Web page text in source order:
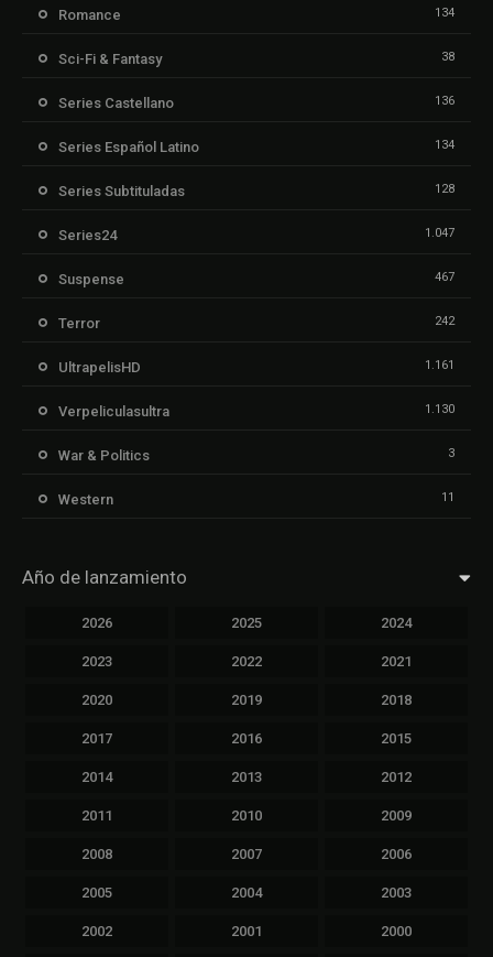
Romance 134
Sci-Fi & Fantasy 38
Series Castellano 136
Series Español Latino 134
Series Subtituladas 128
Series24 1.047
Suspense 467
Terror 242
UltrapelisHD 1.161
Verpeliculasultra 1.130
War & Politics 3
Western 11
Año de lanzamiento
2026 2025 2024
2023 2022 2021
2020 2019 2018
2017 2016 2015
2014 2013 2012
2011 2010 2009
2008 2007 2006
2005 2004 2003
2002 2001 2000